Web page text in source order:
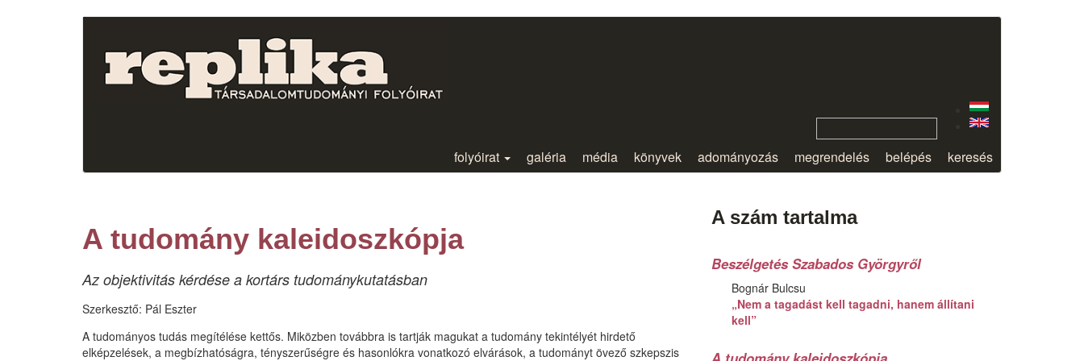
folyóirat galéria média könyvek adományozás megrendelés belépés keresés
A tudomány kaleidoszkópja
Az objektivitás kérdése a kortárs tudománykutatásban
Szerkesztő: Pál Eszter
A tudományos tudás megítélése kettős. Miközben továbbra is tartják magukat a tudomány tekintélyét hirdető
elképzelések, a megbízhatóságra, tényszerűségre és hasonlókra vonatkozó elvárások, a tudományt övező szkepszis
A szám tartalma
Beszélgetés Szabados Györgyről
Bognár Bulcsu
„Nem a tagadást kell tagadni, hanem állítani
kell”